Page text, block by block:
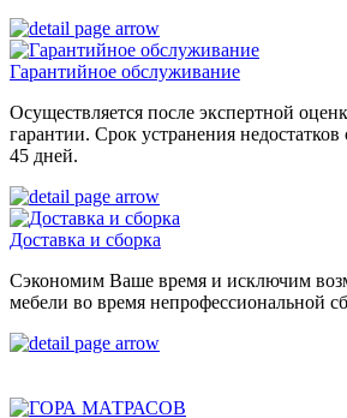
Гарантийное обслуживание
Осуществляется после экспертной
гарантии. Срок устранения недостатков
45 дней.
Доставка и сборка
Сэкономим Ваше время и исключим
мебели во время непрофессиональной